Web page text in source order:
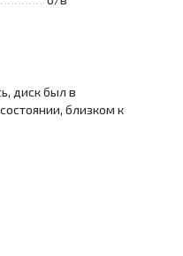
диск был в
близком к